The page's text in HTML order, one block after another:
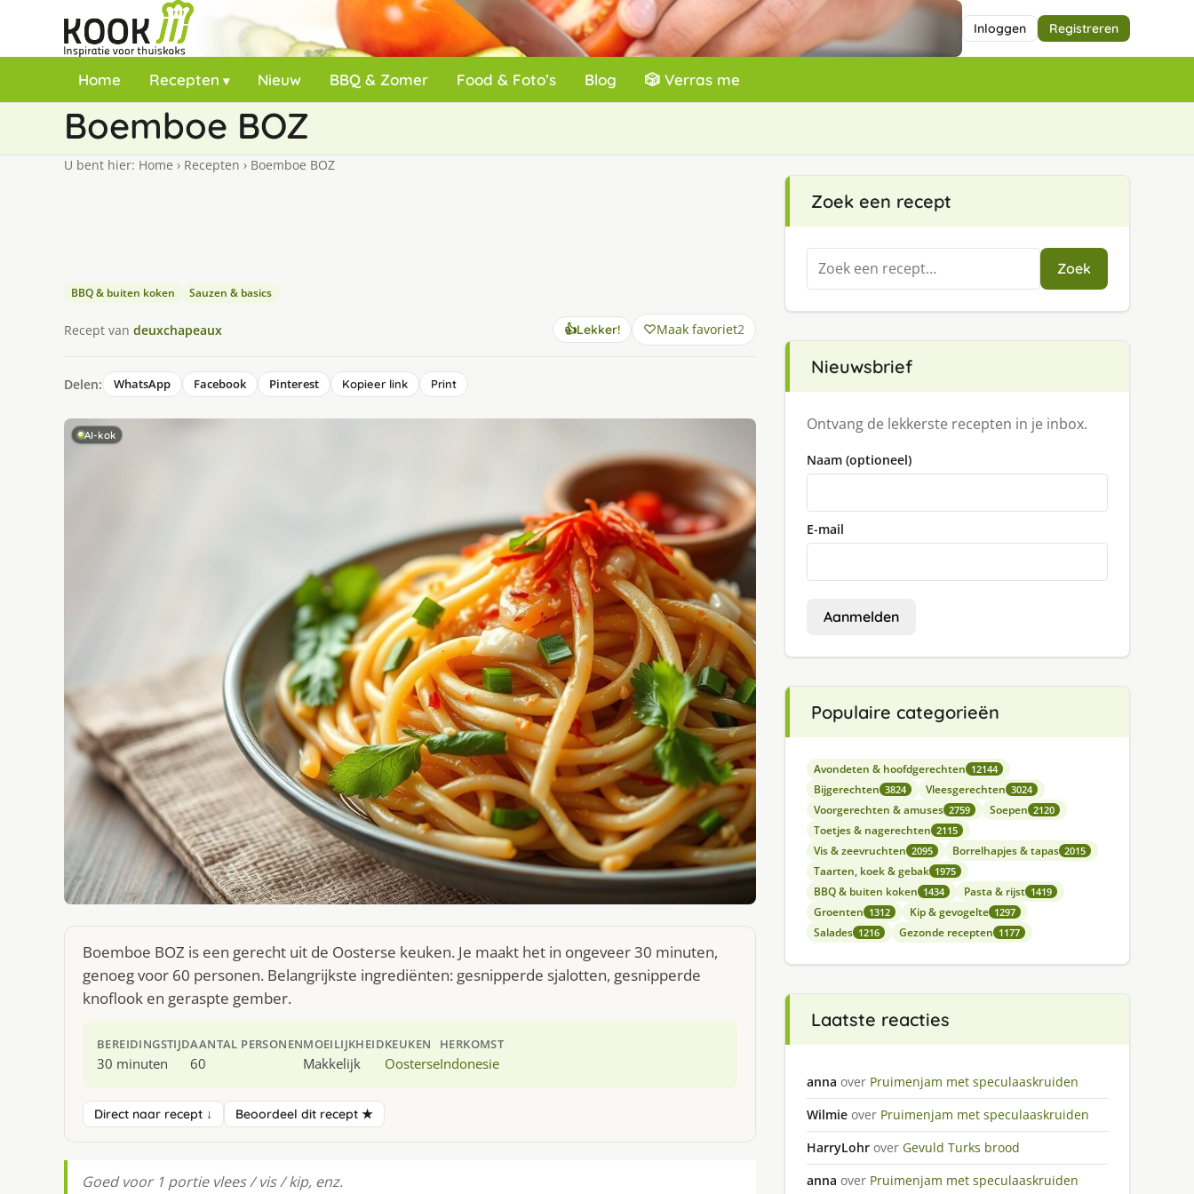
Inloggen Registreren
Home Recepten Nieuw BBQ & Zomer Food & Foto’s Blog 🎲 Verras me
Boemboe BOZ
U bent hier: Home › Recepten › Boemboe BOZ
BBQ & buiten koken Sauzen & basics
Recept van deuxchapeaux 👍Lekker! Maak favoriet2
Delen: WhatsApp Facebook Pinterest Kopieer link Print
AI-kok
Boemboe BOZ is een gerecht uit de Oosterse keuken. Je maakt het in ongeveer 30 minuten,
genoeg voor 60 personen. Belangrijkste ingrediënten: gesnipperde sjalotten, gesnipperde
knoflook en geraspte gember.
BEREIDINGSTIJD
30 minuten
AANTAL PERSONEN
60
MOEILIJKHEID
Makkelijk
KEUKEN
Oosterse
HERKOMST
Indonesie
Direct naar recept ↓ Beoordeel dit recept ★
Goed voor 1 portie vlees / vis / kip, enz.
Zoek een recept
Zoeken
naar:
Zoek
Nieuwsbrief
Ontvang de lekkerste recepten in je inbox.
Naam (optioneel)
E-mail
Aanmelden
Populaire categorieën
Avondeten & hoofdgerechten 12144
Bijgerechten 3824 Vleesgerechten 3024
Voorgerechten & amuses 2759 Soepen 2120
Toetjes & nagerechten 2115
Vis & zeevruchten 2095 Borrelhapjes & tapas 2015
Taarten, koek & gebak 1975
BBQ & buiten koken 1434 Pasta & rijst 1419
Groenten 1312 Kip & gevogelte 1297
Salades 1216 Gezonde recepten 1177
Laatste reacties
anna over Pruimenjam met speculaaskruiden
Wilmie over Pruimenjam met speculaaskruiden
HarryLohr over Gevuld Turks brood
anna over Pruimenjam met speculaaskruiden